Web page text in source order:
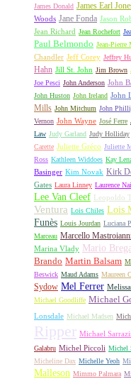
James Donald James Earl
Woods Jane Fonda Jason
Jean Richard Jean Rochefort
Paul Belmondo Jean-Pierre
Chandler Jeff Corey Jeffrey
Hahn Jill St. John Jim Brown
Joe Pesci John Anderson John
John Huston John Ireland John
Mills John Mitchum John
Vernon John Wayne José Ferre
Law Judy Garland Judy Holliday
Carette Juliette Gréco Juliette
Ross Kathleen Widdoes Kay
Basinger Kim Novak Kirk
Gates Laura Linney Laurence
Lee Van Cleef Leopoldo
Ventura Lois Chiles Lois
Funès Louis Jourdan Luciana
Marceau Marcello
Marina Vlady Mario Brega
Brando Martin Balsam
Beswick Maud Adams Maureen
Sydow Mel Ferrer
Michael Goodliffe Michael
Lonsdale Michael Madsen
Ripper Michael
Galabru Michel Piccoli Michel
Micheline Dax Michelle Yeoh
Malleson Mimmo Palmara